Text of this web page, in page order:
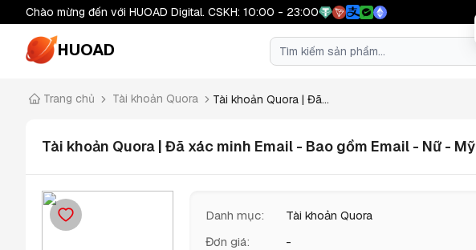
Chào mừng đến với HUOAD Digital. CSKH: 10:00 - 23:00
HUOAD
Trang chủ Tài khoản Quora Tài khoản Quora | Đã...
Tài khoản Quora | Đã xác minh Email - Bao gồm Email - Nữ - Mỹ
Danh mục:
Tài khoản Quora
Đơn giá:
-